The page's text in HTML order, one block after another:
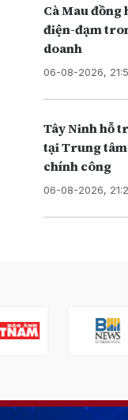
Cà Mau
điện-đạm
doanh
06-08-2026,
Tây Ninh hỗ
tại Trung
chính công
06-08-2026,